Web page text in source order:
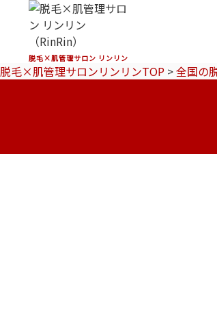
脱毛×肌管理サロン リンリン
脱毛×肌管理サロンリンリンTOP >全国の